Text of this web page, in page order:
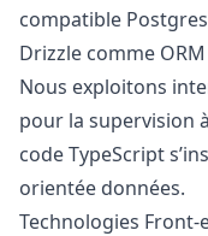
compatible
Drizzle comme
Nous exploitons
pour la supervision
code TypeScript
orientée données.
Technologies Front-